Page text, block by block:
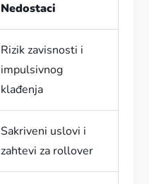
Nedostaci
Rizik zavisnosti i
impulsivnog
klađenja
Sakriveni uslovi i
zahtevi za rollover